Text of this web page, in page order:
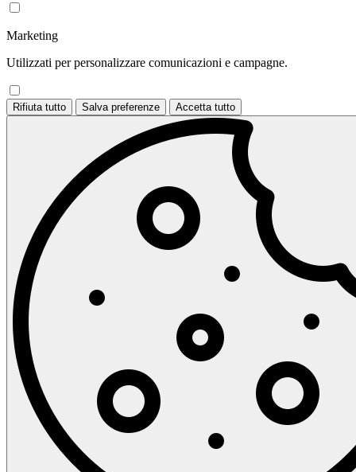
Marketing
Utilizzati per personalizzare comunicazioni e campagne.
Rifiuta tutto Salva preferenze Accetta tutto